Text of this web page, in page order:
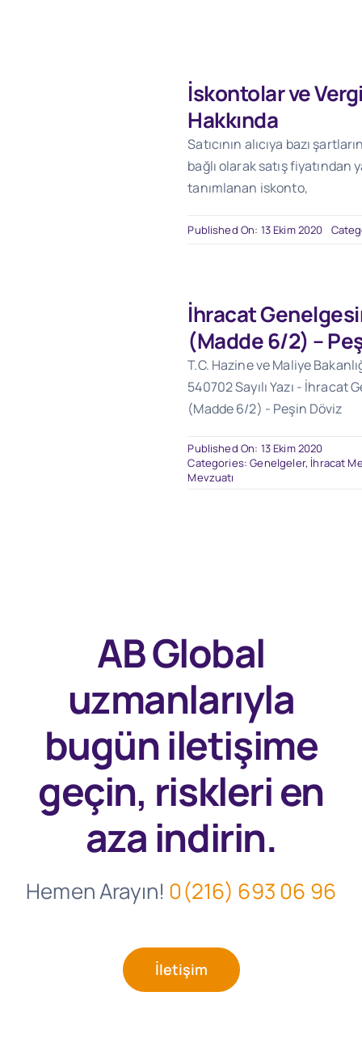
İskontolar ve
Hakkında
Satıcının alıcıya bazı
bağlı olarak satış fiyatından
tanımlanan iskonto,
Published On: 13 Ekim 2020
İhracat
(Madde 6/2) –
T.C. Hazine ve Maliye
540702 Sayılı Yazı - İhracat
(Madde 6/2) - Peşin Döviz
Published On: 13 Ekim 2020
Categories:Genelgeler, İhracat
Mevzuatı
AB Global
uzmanlarıyla
bugüniletişime
geçin, riskleri en
aza indirin.
Hemen Arayın! 0(216) 693 06 96
İletişim